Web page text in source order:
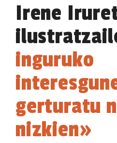
Irene
inguruko
gerturatu
nizkien»